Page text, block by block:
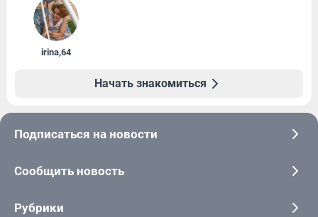
irina,64
Начать знакомиться
Подписаться на новости
Сообщить новость
Рубрики